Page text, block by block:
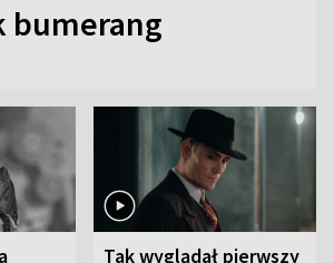
bumerang
Tak wyglądał pierwszy